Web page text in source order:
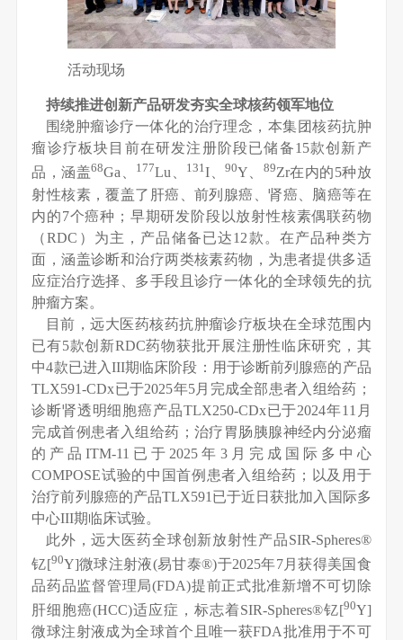
活动现场
持续推进创新产品研发夯实全球核药领军地位
围绕肿瘤诊疗一体化的治疗理念，本集团核药抗肿
瘤诊疗板块目前在研发注册阶段已储备15款创新产
品，涵盖68Ga、 177Lu、 131I、 90Y、 89Zr在内的5种放
射性核素，覆盖了肝癌、前列腺癌、肾癌、脑癌等在
内的7个癌种；早期研发阶段以放射性核素偶联药物
（RDC）为主，产品储备已达12款。在产品种类方
面，涵盖诊断和治疗两类核素药物，为患者提供多适
应症治疗选择、多手段且诊疗一体化的全球领先的抗
肿瘤方案。
目前，远大医药核药抗肿瘤诊疗板块在全球范围内
已有5款创新RDC药物获批开展注册性临床研究，其
中4款已进入III期临床阶段：用于诊断前列腺癌的产品
TLX591-CDx已于2025年5月完成全部患者入组给药；
诊断肾透明细胞癌产品TLX250-CDx已于2024年11月
完成首例患者入组给药；治疗胃肠胰腺神经内分泌瘤
的产品ITM-11已于2025年3月完成国际多中心
COMPOSE试验的中国首例患者入组给药；以及用于
治疗前列腺癌的产品TLX591已于近日获批加入国际多
中心III期临床试验。
此外，远大医药全球创新放射性产品SIR-Spheres®
钇[90Y]微球注射液(易甘泰®)于2025年7月获得美国食
品药品监督管理局(FDA)提前正式批准新增不可切除
肝细胞癌(HCC)适应症，标志着SIR-Spheres®钇[90Y]
微球注射液成为全球首个且唯一获FDA批准用于不可